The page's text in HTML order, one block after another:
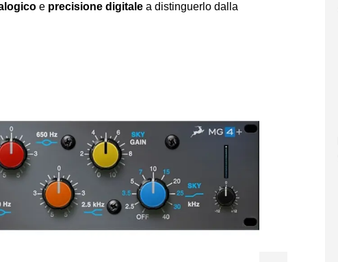
e precisione digitale a distinguerlo dalla